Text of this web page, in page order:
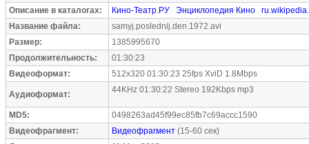
Описание в каталогах:
Кино-Театр.РУ Энциклопедия Кино
Название файла:
samyj.poslednij.den.1972.avi
Размер:
1385995670
Продолжительность:
01:30:23
Видеоформат:
512x320 01:30:23 25fps XviD 1.8Mbps
Аудиоформат: 44KHz 01:30:22 Stereo 192Kbps mp3
MD5:
0498263ad45f99ec85fb7c69accc1590
Видеофрагмент:
Видеофрагмент (15-60 сек)